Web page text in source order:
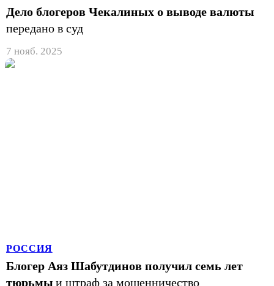
Дело блогеров Чекалиных о выводе валюты
передано в суд
7 нояб. 2025
РОССИЯ
Блогер Аяз Шабутдинов получил семь лет
тюрьмы и штраф за мошенничество